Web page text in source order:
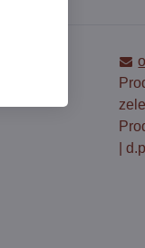
|